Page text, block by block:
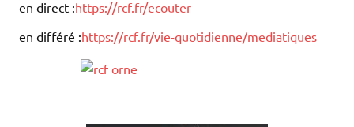
en direct :https://rcf.fr/ecouter
en différé :https://rcf.fr/vie-quotidienne/mediatiques